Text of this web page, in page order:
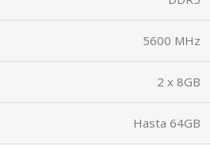
5600 MHz
2 x 8GB
Hasta 64GB